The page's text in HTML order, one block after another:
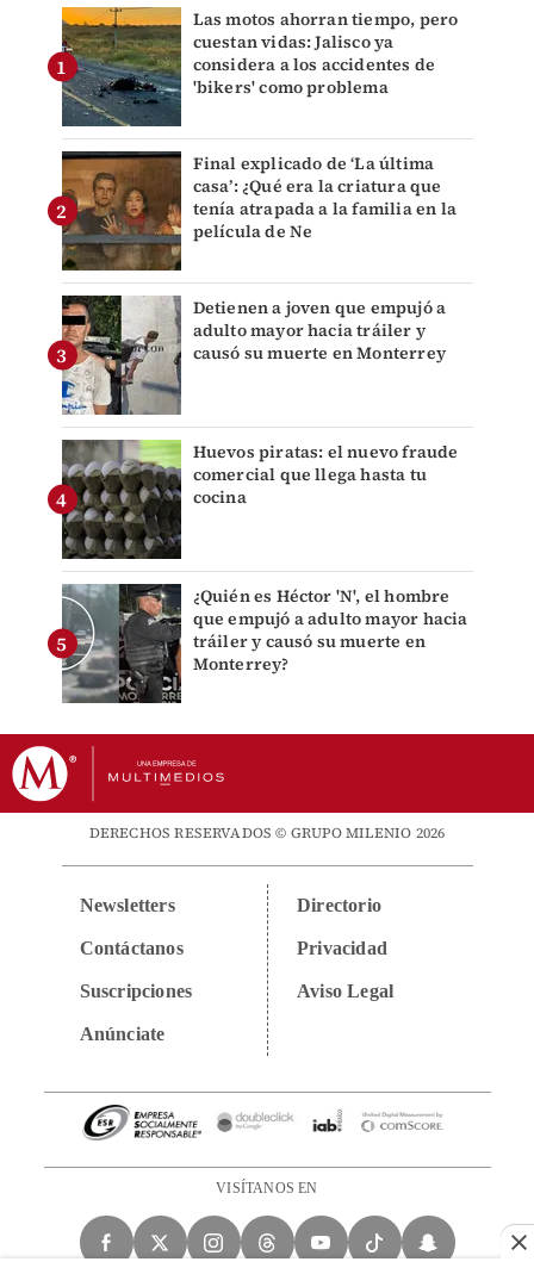
Las motos ahorran tiempo, pero
cuestan vidas: Jalisco ya
considera a los accidentes de
'bikers' como problema
Final explicado de ‘La última
casa’: ¿Qué era la criatura que
tenía atrapada a la familia en la
película de Ne
Detienen a joven que empujó a
adulto mayor hacia tráiler y
causó su muerte en Monterrey
Huevos piratas: el nuevo fraude
comercial que llega hasta tu
cocina
¿Quién es Héctor 'N', el hombre
que empujó a adulto mayor hacia
tráiler y causó su muerte en
Monterrey?
DERECHOS RESERVADOS © GRUPO MILENIO 2026
Newsletters
Contáctanos
Suscripciones
Anúnciate
Directorio
Privacidad
Aviso Legal
VISÍTANOS EN